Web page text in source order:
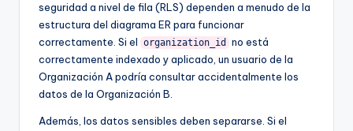
seguridad a nivel de fila (RLS) dependen a menudo de la
estructura del diagrama ER para funcionar
correctamente. Si el organization_id
no está
correctamente indexado y aplicado, un usuario de la
Organización A podría consultar accidentalmente los
datos de la Organización B.
Además, los datos sensibles deben separarse. Si el